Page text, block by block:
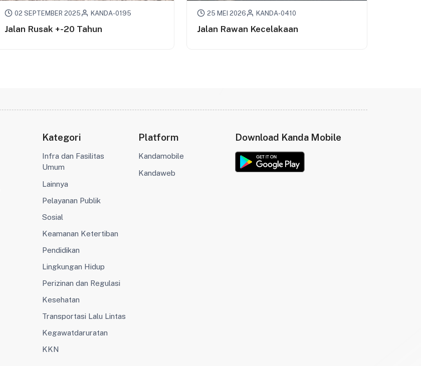
02 SEPTEMBER 2025 KANDA-0195
Jalan Rusak +-20 Tahun
25 MEI 2026 KANDA-0410
Jalan Rawan Kecelakaan
Kategori
Infra dan Fasilitas
Umum
Lainnya
Pelayanan Publik
Sosial
Keamanan Ketertiban
Pendidikan
Lingkungan Hidup
Perizinan dan Regulasi
Kesehatan
Transportasi Lalu Lintas
Kegawatdaruratan
KKN
Platform
Kandamobile
Kandaweb
Download Kanda Mobile